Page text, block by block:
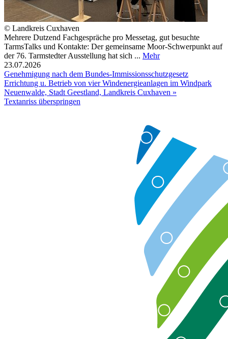
© Landkreis Cuxhaven
Mehrere Dutzend Fachgespräche pro Messetag, gut besuchte
TarmsTalks und Kontakte: Der gemeinsame Moor-Schwerpunkt auf
der 76. Tarmstedter Ausstellung hat sich ... Mehr
23.07.2026
Genehmigung nach dem Bundes-Immissionsschutzgesetz
Errichtung u. Betrieb von vier Windenergieanlagen im Windpark
Neuenwalde, Stadt Geestland, Landkreis Cuxhaven »
Textanriss überspringen